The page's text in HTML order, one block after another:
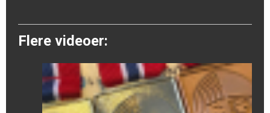
Flere videoer: